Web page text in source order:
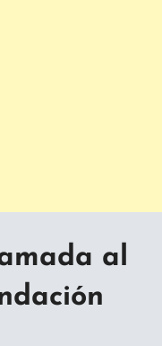
al